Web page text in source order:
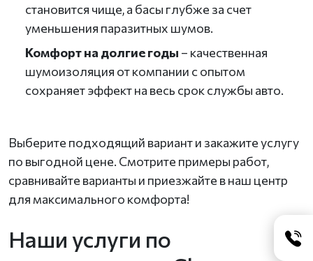
становится чище, а басы глубже за счет
уменьшения паразитных шумов.
Комфорт на долгие годы – качественная
шумоизоляция от компании с опытом
сохраняет эффект на весь срок службы авто.
Выберите подходящий вариант и закажите услугу
по выгодной цене. Смотрите примеры работ,
сравнивайте варианты и приезжайте в наш центр
для максимального комфорта!
Наши услуги по